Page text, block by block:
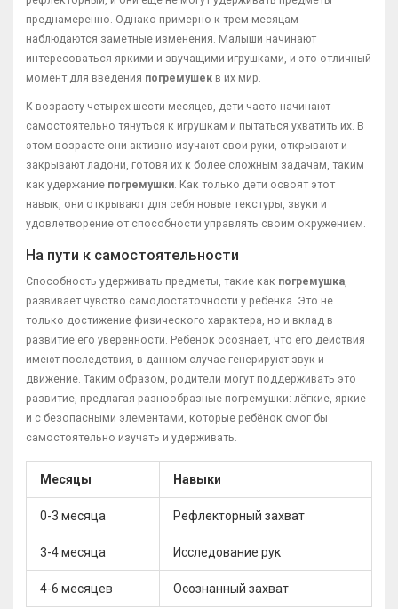
преднамеренно. Однако примерно к трем месяцам
наблюдаются заметные изменения. Малыши начинают
интересоваться яркими и звучащими игрушками, и это отличный
момент для введения погремушек в их мир.
К возрасту четырех-шести месяцев, дети часто начинают
самостоятельно тянуться к игрушкам и пытаться ухватить их. В
этом возрасте они активно изучают свои руки, открывают и
закрывают ладони, готовя их к более сложным задачам, таким
как удержание погремушки. Как только дети освоят этот
навык, они открывают для себя новые текстуры, звуки и
удовлетворение от способности управлять своим окружением.
На пути к самостоятельности
Способность удерживать предметы, такие как погремушка,
развивает чувство самодостаточности у ребёнка. Это не
только достижение физического характера, но и вклад в
развитие его уверенности. Ребёнок осознаёт, что его действия
имеют последствия, в данном случае генерируют звук и
движение. Таким образом, родители могут поддерживать это
развитие, предлагая разнообразные погремушки: лёгкие, яркие
и с безопасными элементами, которые ребёнок смог бы
самостоятельно изучать и удерживать.
Месяцы Навыки
0-3 месяца Рефлекторный захват
3-4 месяца Исследование рук
4-6 месяцев Осознанный захват